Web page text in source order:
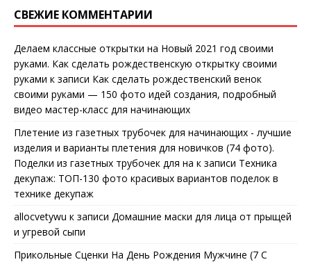
СВЕЖИЕ КОММЕНТАРИИ
Делаем классные открытки на Новый 2021 год своими
руками. Как сделать рождественскую открытку своими
руками к записи Как сделать рождественский венок
своими руками — 150 фото идей создания, подробный
видео мастер-класс для начинающих
Плетение из газетных трубочек для начинающих - лучшие
изделия и варианты плетения для новичков (74 фото).
Поделки из газетных трубочек для на к записи Техника
декупаж: ТОП-130 фото красивых вариантов поделок в
технике декупаж
allocvetywu к записи Домашние маски для лица от прыщей
и угревой сыпи
Прикольные Сценки На День Рождения Мужчине (7 С